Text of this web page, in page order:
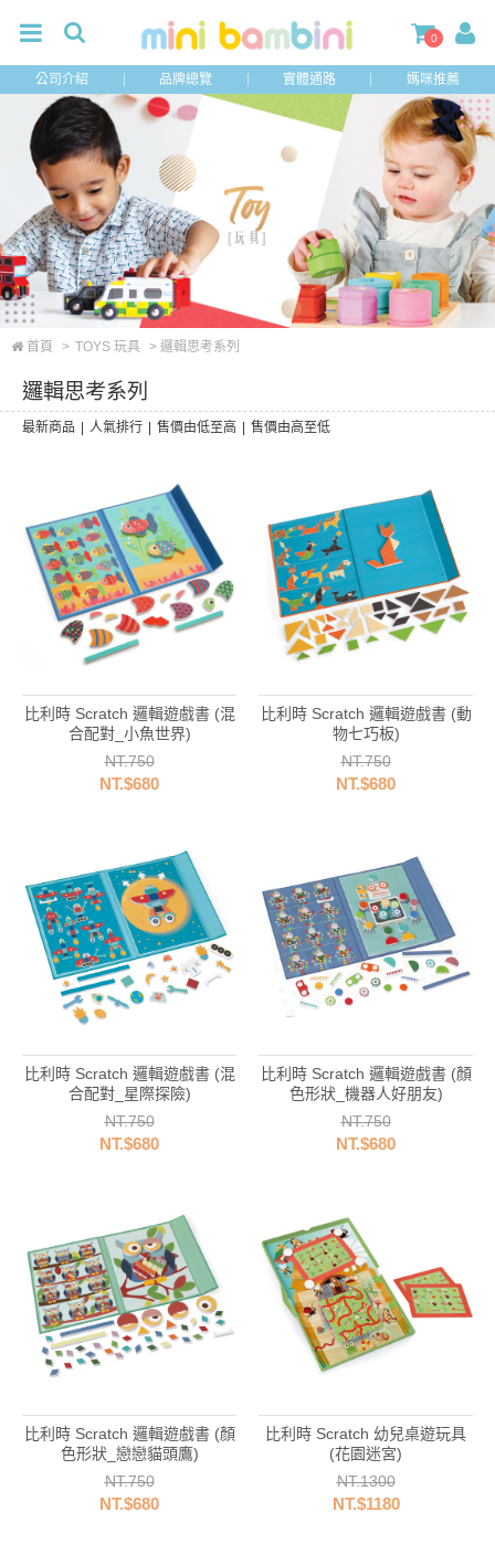
0
公司介紹 品牌總覽 實體通路 媽咪推薦
首頁 > TOYS 玩具 > 邏輯思考系列
邏輯思考系列
最新商品 人氣排行 售價由低至高 售價由高至低
比利時 Scratch 邏輯遊戲書 (混
合配對_小魚世界)
NT.750
NT.$680
比利時 Scratch 邏輯遊戲書 (動
物七巧板)
NT.750
NT.$680
比利時 Scratch 邏輯遊戲書 (混
合配對_星際探險)
NT.750
NT.$680
比利時 Scratch 邏輯遊戲書 (顏
色形狀_機器人好朋友)
NT.750
NT.$680
比利時 Scratch 邏輯遊戲書 (顏
色形狀_戀戀貓頭鷹)
NT.750
NT.$680
比利時 Scratch 幼兒桌遊玩具
(花園迷宮)
NT.1300
NT.$1180